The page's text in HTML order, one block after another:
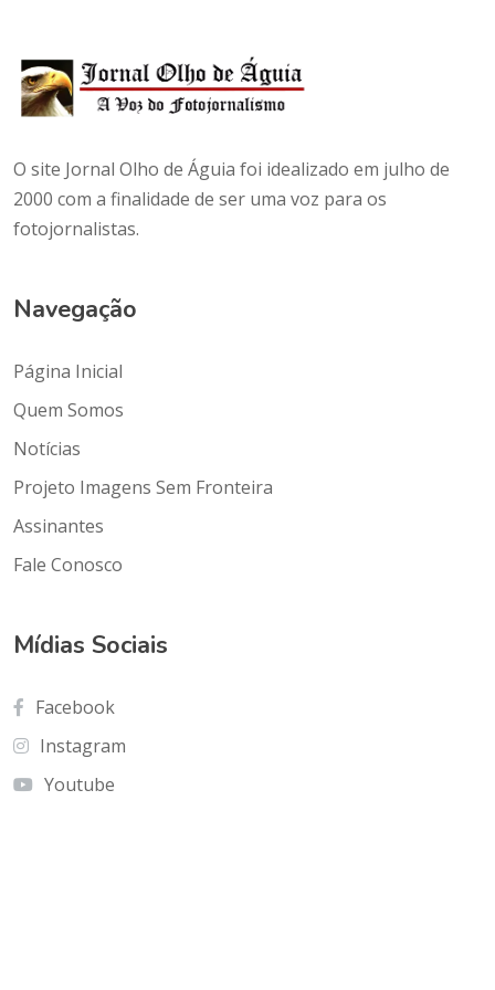
O site Jornal Olho de Águia foi idealizado em julho de
2000 com a finalidade de ser uma voz para os
fotojornalistas.
Navegação
Página Inicial
Quem Somos
Notícias
Projeto Imagens Sem Fronteira
Assinantes
Fale Conosco
Mídias Sociais
Facebook
Instagram
Youtube